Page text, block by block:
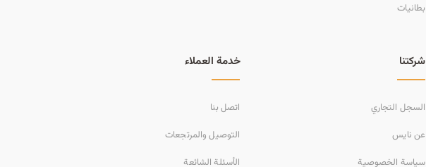
بطانيات
شركتنا
السجل التجاري
عن نايس
سياسة الخصوصية
خدمة العملاء
اتصل بنا
التوصيل والمرتجعات
الأسئلة الشائعة